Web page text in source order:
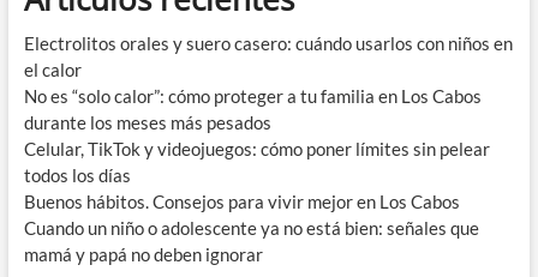
Electrolitos orales y suero casero: cuándo usarlos con niños en
el calor
No es “solo calor”: cómo proteger a tu familia en Los Cabos
durante los meses más pesados
Celular, TikTok y videojuegos: cómo poner límites sin pelear
todos los días
Buenos hábitos. Consejos para vivir mejor en Los Cabos
Cuando un niño o adolescente ya no está bien: señales que
mamá y papá no deben ignorar